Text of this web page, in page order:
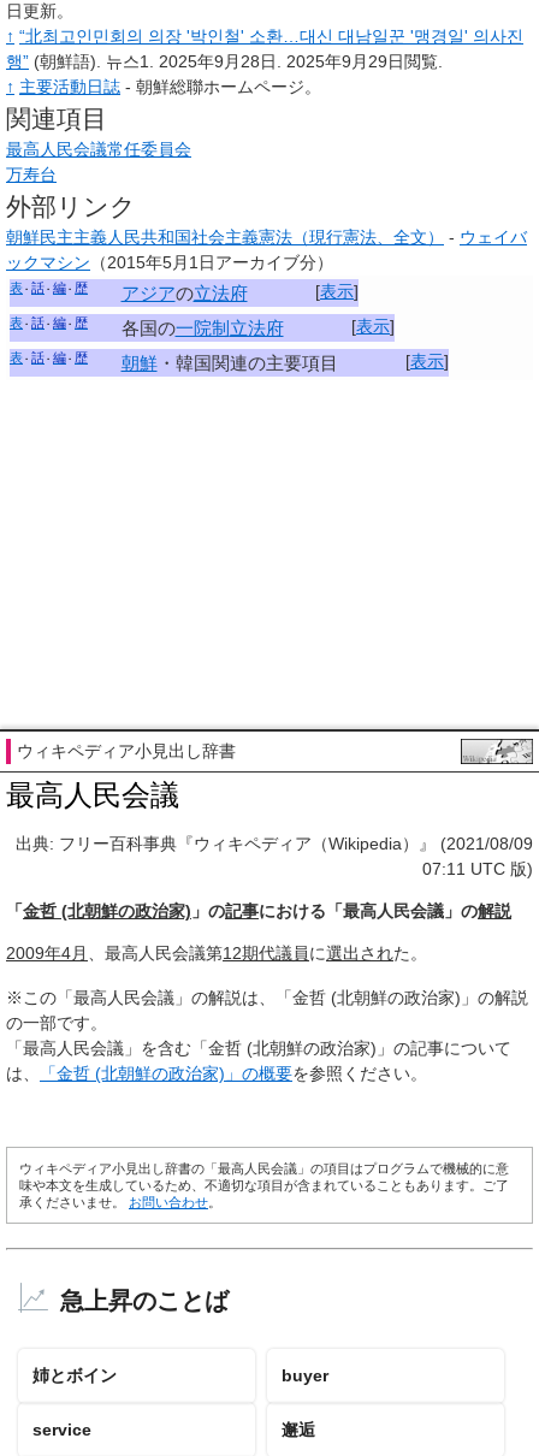
日更新。
↑ “北최고인민회의 의장 '박인철' 소환…대신 대남일꾼 '맹경일' 의사진
행” (朝鮮語). 뉴스1. 2025年9月28日 . 2025年9月29日閲覧
↑ 主要活動日誌 - 朝鮮総聯ホームページ。
関連項目
最高人民会議常任委員会
万寿台
外部リンク
朝鮮民主主義人民共和国社会主義憲法（現行憲法、全文） - ウェイバ
ックマシン （2015年5月1日アーカイブ分）
[表示]
表 話 編 歴 アジアの立法府
[表示]
表 話 編 歴 各国の一院制 立法府
[表示]
表 話 編 歴 朝鮮・韓国関連の主要項目
ウィキペディア小見出し辞書
最高人民会議
出典: フリー百科事典『ウィキペディア（Wikipedia）』 (2021/08/09
07:11 UTC 版)
「金哲 (北朝鮮の政治家) 」の記事における「最高人民会議」の解説
2009年4月 、最高人民会議第12期代議員に選出された。
※この「最高人民会議」の解説は、「金哲 (北朝鮮の政治家)」の解説
の一部です。
「最高人民会議」を含む「金哲 (北朝鮮の政治家)」の記事について
は、
「金哲 (北朝鮮の政治家)」の概要を参照ください。
ウィキペディア小見出し辞書の「最高人民会議」の項目はプログラムで機械的に意
味や本文を生成しているため、不適切な項目が含まれていることもあります。ご了
承くださいませ。 お問い合わせ
急上昇のことば
姉とボイン buyer
service 邂逅